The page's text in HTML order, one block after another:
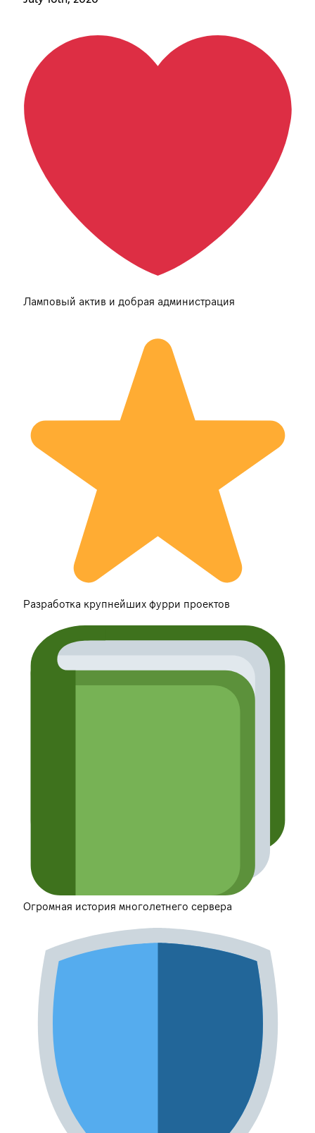
Ламповый актив и добрая администрация
Разработка крупнейших фурри проектов
Огромная история многолетнего сервера